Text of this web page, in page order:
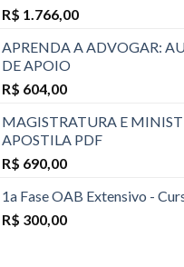
R$ 1.766,00
APRENDA A ADVOGAR:
DE APOIO
R$ 604,00
MAGISTRATURA E
APOSTILA PDF
R$ 690,00
1a Fase OAB Extensivo -
R$ 300,00